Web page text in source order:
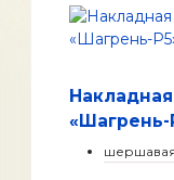
«Шагрень-